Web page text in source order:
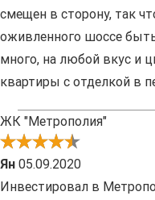
смещен в сторону, так
оживленного шоссе
много, на любой вкус и
квартиры с отделкой в
ЖК "Метрополия"
Ян 05.09.2020
Инвестировал в